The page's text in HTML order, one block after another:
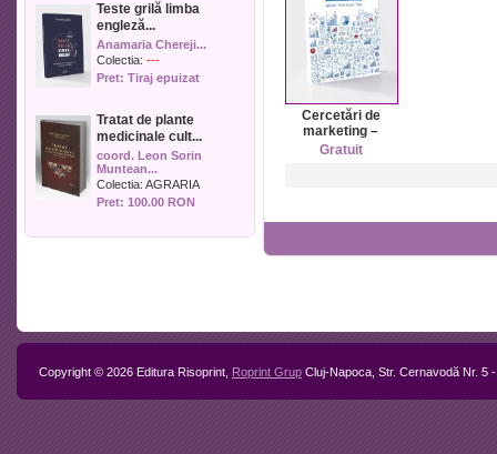
Matematica
Media
Medicina umana
Medicina veterinara
Muzica
Pedagogie
Politica
Psihologie
Sport
Teste grilă limba
engleză...
Anamaria Chereji...
Colectia: ---
Pret: Tiraj epuizat
Tratat de plante
medicinale cult...
coord. Leon Sorin
Muntean...
Colectia: AGRARIA
Pret: 100.00 RON
Cercetări de
marketing –
Aplicații, Studii
Gratuit
Copyright © 2026 Editura Risoprint, Roprint Grup Cluj-Napoca, Str. Cernavodă Nr. 5